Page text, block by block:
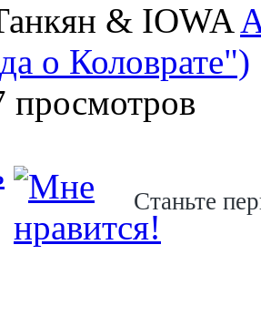
& IOWA
о Коловрате")
просмотров
Станьте